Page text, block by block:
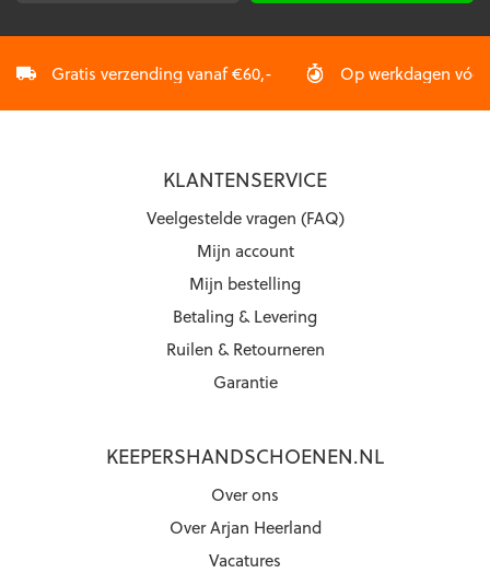
Gratis verzending vanaf €60,- Op werkdagen
KLANTENSERVICE
Veelgestelde vragen (FAQ)
Mijn account
Mijn bestelling
Betaling & Levering
Ruilen & Retourneren
Garantie
KEEPERSHANDSCHOENEN.NL
Over ons
Over Arjan Heerland
Vacatures